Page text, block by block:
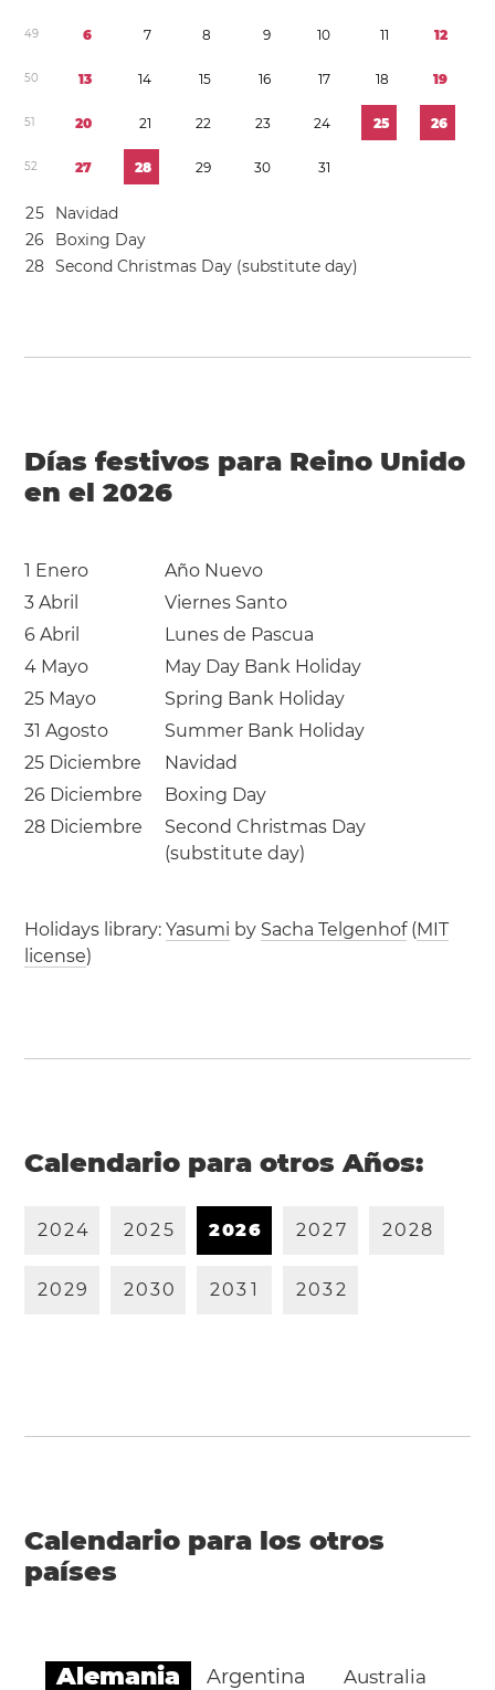
49 6 7 8 9 10 11 12
50 13 14 15 16 17 18 19
51 20 21 22 23 24 25 26
52 27 28 29 30 31
25
Navidad
26
Boxing Day
28 Second Christmas Day (substitute day)
Días festivos para Reino Unido
en el 2026
1 Enero
Año Nuevo
3 Abril
Viernes Santo
6 Abril
Lunes de Pascua
4 Mayo
May Day Bank Holiday
25 Mayo
Spring Bank Holiday
31 Agosto
Summer Bank Holiday
25 Diciembre
Navidad
26 Diciembre
Boxing Day
28 Diciembre
Second Christmas Day
(substitute day)
Holidays library:Yasumi by Sacha Telgenhof(MIT
license)
Calendario para otros Años:
2024 2025 2026 2027 2028
2029 2030 203 1 2032
Calendario para los otros
países
Alemania Argentina Australia